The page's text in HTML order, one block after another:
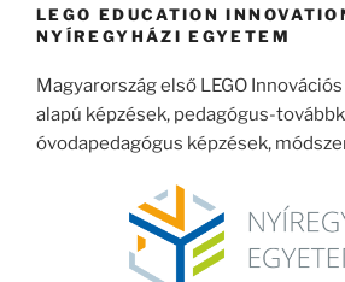
LEGO EDUCATION
NYÍREGYHÁZI EGYETEM
Magyarország első LEGO
alapú képzések, pedagógus-
óvodapedagógus képzések,